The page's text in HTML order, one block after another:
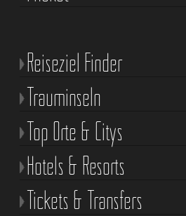
Reiseziel Finder
Trauminseln
Top Orte & Citys
Hotels & Resorts
Tickets & Transfers